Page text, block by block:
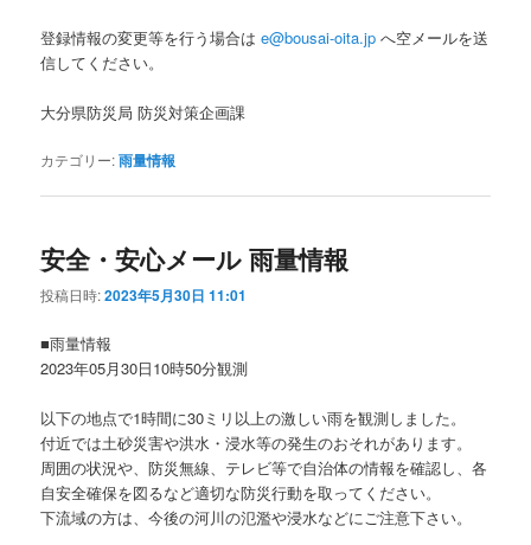
登録情報の変更等を行う場合はe@bousai-oita.jp へ空メールを送
信してください。
大分県防災局 防災対策企画課
カテゴリー:雨量情報
安全・安心メール 雨量情報
投稿日時:2023年5月30日 11:01
■雨量情報
2023年05月30日10時50分観測
以下の地点で1時間に30ミリ以上の激しい雨を観測しました。
付近では土砂災害や洪水・浸水等の発生のおそれがあります。
周囲の状況や、防災無線、テレビ等で自治体の情報を確認し、各
自安全確保を図るなど適切な防災行動を取ってください。
下流域の方は、今後の河川の氾濫や浸水などにご注意下さい。